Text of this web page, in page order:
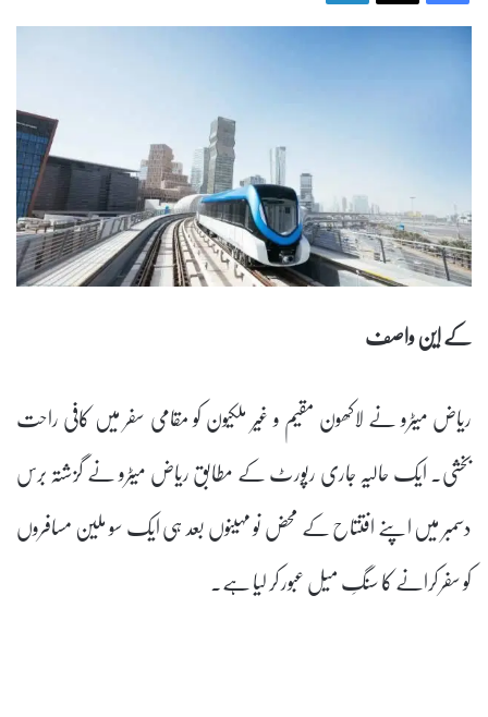
کے این واصف
ریاض میٹرو نے لاکھون مقیم و غیر ملکیون کو مقامی سفر میں کافی راحت
بخشی۔ ایک حالیہ جاری رپورٹ کے مطابق ریاض میٹرو نے گزشتہ برس
دسمبر میں اپنے افتتاح کے محض نو مہینوں بعد ہی ایک سو ملین مسافروں
کو سفر کرانے کا سنگِ میل عبور کر لیا ہے۔